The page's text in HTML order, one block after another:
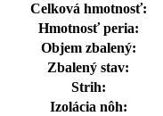
Celková hmotnosť:
Hmotnosť peria:
Objem zbalený:
Zbalený stav:
Strih:
Izolácia nôh: